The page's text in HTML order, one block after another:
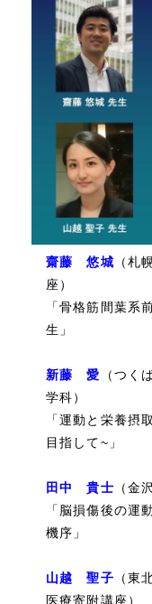
齋藤 悠城 （札
座）
「骨格筋間葉系
生」
新藤 愛 （つく
学科）
「運動と栄養摂
目指して~」
田中 貴士 （金
「脳損傷後の運
機序」
山越 聖子 （東
医療寄附講座）